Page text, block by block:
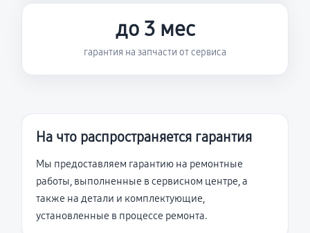
до 3 мес
гарантия на запчасти от сервиса
На что распространяется гарантия
Мы предоставляем гарантию на ремонтные
работы, выполненные в сервисном центре, а
также на детали и комплектующие,
установленные в процессе ремонта.